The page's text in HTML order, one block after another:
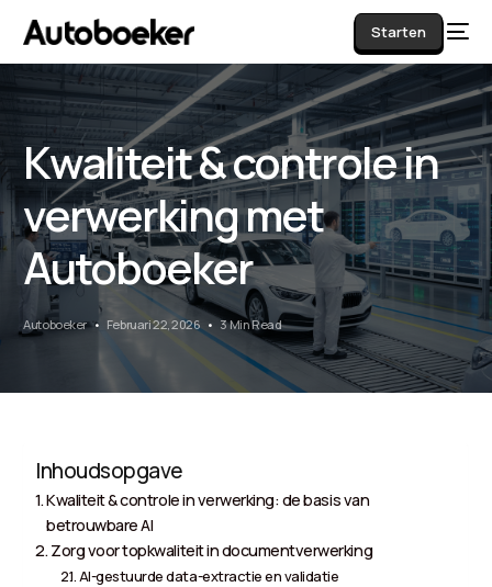
Starten
Kwaliteit & controle in
verwerking met
Autoboeker
Autoboeker Februari 22, 2026 3 Min Read
Inhoudsopgave
Kwaliteit & controle in verwerking: de basis van
betrouwbare AI
Zorg voor topkwaliteit in documentverwerking
AI-gestuurde data-extractie en validatie
AI